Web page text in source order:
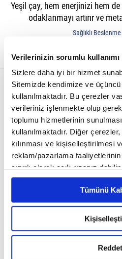
Verilerinizin sorumlu kullanımı
Sizlere daha iyi bir hizmet
Sitemizde kendimize ve
kullanılmaktadır. Bu çerezler
verileriniz işlenmekte olup
toplumu hizmetlerinin
kullanılmaktadır. Diğer
kılınması ve kişiselleştirilmesi
reklam/pazarlama faaliyetlerinin
sınırlı olarak açık rızanız
Çerezlere ilişkin tercihlerinizi
belirleyebilirsiniz. Çerezlere
Ayarlar butonuna tıklayabilir,
Metnimizi ziyaret edebilirsiniz.
hazırlanmış olan İnternet Sitesi
okumak ve sitemizi ziyaretiniz
Tümünü
Reddet
Yeşil çay, hem enerjinizi hem de
odaklanmayı artırır ve
Sağlıklı
Yeşil çay, yüzyıllardır hem sağlık
edilen en değerli bitki çaylarından
ve antioksidanlar, vücudu serbest
bağışıklık sistemini güçlendirir.
metabolizmayı hızlandırarak yağ